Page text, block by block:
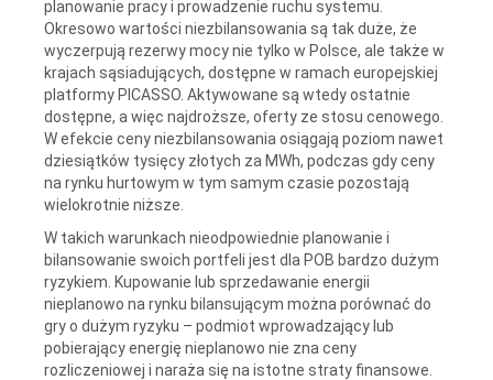
planowanie pracy i prowadzenie ruchu systemu.
Okresowo wartości niezbilansowania są tak duże, że
wyczerpują rezerwy mocy nie tylko w Polsce, ale także w
krajach sąsiadujących, dostępne w ramach europejskiej
platformy PICASSO. Aktywowane są wtedy ostatnie
dostępne, a więc najdroższe, oferty ze stosu cenowego.
W efekcie ceny niezbilansowania osiągają poziom nawet
dziesiątków tysięcy złotych za MWh, podczas gdy ceny
na rynku hurtowym w tym samym czasie pozostają
wielokrotnie niższe.
W takich warunkach nieodpowiednie planowanie i
bilansowanie swoich portfeli jest dla POB bardzo dużym
ryzykiem. Kupowanie lub sprzedawanie energii
nieplanowo na rynku bilansującym można porównać do
gry o dużym ryzyku – podmiot wprowadzający lub
pobierający energię nieplanowo nie zna ceny
rozliczeniowej i naraża się na istotne straty finansowe.